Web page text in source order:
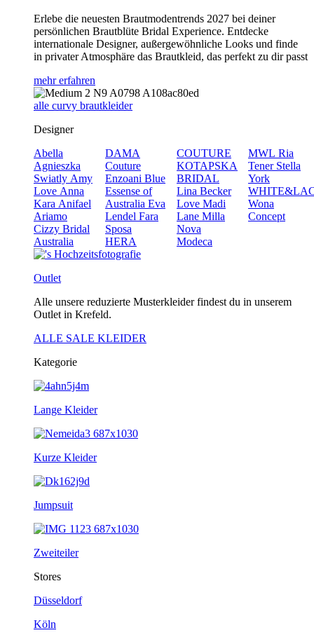
Erlebe die neuesten Brautmodentrends 2027 bei deiner
persönlichen Brautblüte Bridal Experience. Entdecke
internationale Designer, außergewöhnliche Looks und finde
in privater Atmosphäre das Brautkleid, das perfekt zu dir passt
mehr erfahren
alle curvy brautkleider
Designer
Abella
Agnieszka
Swiatly Amy
Love Anna
Kara Anifael
Ariamo
Cizzy Bridal
Australia
DAMA
Couture
Enzoani Blue
Essense of
Australia Eva
Lendel Fara
Sposa
HERA
COUTURE
KOTAPSKA
BRIDAL
Lina Becker
Love Madi
Lane Milla
Nova
Modeca
MWL Ria
Tener Stella
York
Wona
Concept
Outlet
Alle unsere reduzierte Musterkleider findest du in unserem
Outlet in Krefeld.
ALLE SALE KLEIDER
Kategorie
Lange Kleider
Kurze Kleider
Jumpsuit
Zweiteiler
Stores
Düsseldorf
Köln